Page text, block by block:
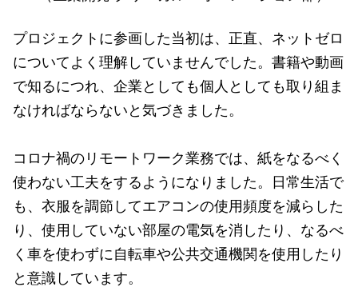
プロジェクトに参画した当初は、正直、ネットゼロ
についてよく理解していませんでした。書籍や動画
で知るにつれ、企業としても個人としても取り組ま
なければならないと気づきました。
コロナ禍のリモートワーク業務では、紙をなるべく
使わない工夫をするようになりました。日常生活で
も、衣服を調節してエアコンの使用頻度を減らした
り、使用していない部屋の電気を消したり、なるべ
く車を使わずに自転車や公共交通機関を使用したり
と意識しています。